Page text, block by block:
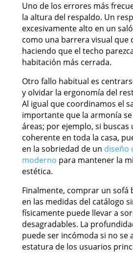
Uno de los errores más
la altura del respaldo. Un
excesivamente alto en un
como una barrera visual que
haciendo que el techo
habitación más cerrada.
Otro fallo habitual es
y olvidar la ergonomía del
Al igual que coordinamos el
importante que la armonía
áreas; por ejemplo, si buscas
coherente en toda la casa,
en la sobriedad de un diseño
moderno para mantener la
estética.
Finalmente, comprar un sofá
en las medidas del catálogo
físicamente puede llevar a
desagradables. La
puede ser incómoda si no se
estatura de los usuarios